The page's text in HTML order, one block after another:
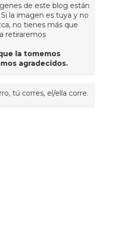
de este blog están
la imagen es tuya y no
no tienes más que
retiraremos
la tomemos
agradecidos.
el/ella corre. A veces juntos,